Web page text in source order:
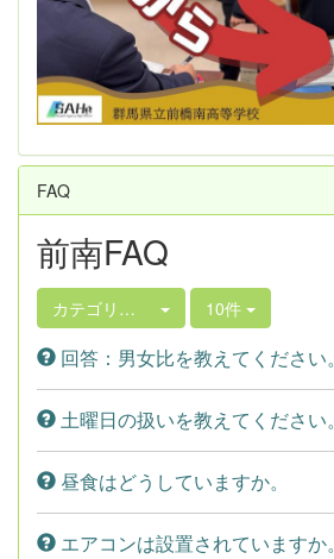
FAQ
前南FAQ
カテゴリ選択 10件
回答：男女比を教えてください。
土曜日の扱いを教えてください。
昼食はどうしていますか。
エアコンは設置されていますか。